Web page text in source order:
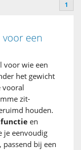
1
een
voor wie een
het gewicht
vooral
zit-
houden.
en
je eenvoudig
bij een